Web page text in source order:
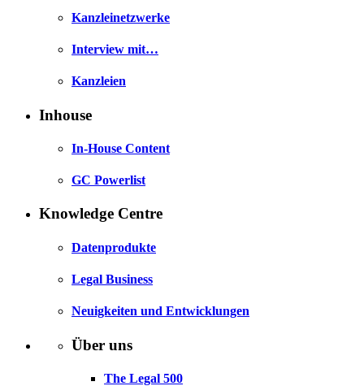
Kanzleinetzwerke
Interview mit…
Kanzleien
Inhouse
In-House Content
GC Powerlist
Knowledge Centre
Datenprodukte
Legal Business
Neuigkeiten und Entwicklungen
Über uns
The Legal 500